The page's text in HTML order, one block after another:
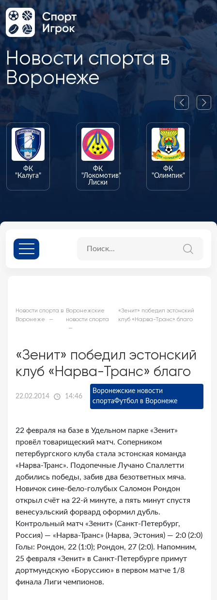
Новости спорта в
Воронеже
ФК
"Калуга"
ФК
"Локомотив"
Лиски
ФК
"Олимпик"
Новости спорта в
Воронеже
Воронежские
новости спорта
«Зенит» победил эстонский
клуб «Нарва-Транс» благо
«Зенит» победил эстонский
клуб «Нарва-Транс» благо
22.02.2014 14:46
Воронежские новости
спортаФутбол в Воронеже
22 февраля на базе в Удельном парке «Зенит»
провёл товарищеский матч. Соперником
петербургского клуба стала эстонская команда
«Нарва-Транс». Подопечные Лучано Спаллетти
добились победы, забив два безответных мяча.
Новичок сине-бело-голубых Саломон Рондон
открыл счёт на 22-й минуте, а пять минут спустя
венесуэльский форвард оформил дубль.
Контрольный матч «Зенит» (Санкт-Петербург,
Россия) — «Нарва-Транс» (Нарва, Эстония) — 2:0 (2:0)
Голы: Рондон, 22 (1:0); Рондон, 27 (2:0). Напомним,
25 февраля «Зенит» в Санкт-Петербурге примут
дортмундскую «Боруссию» в первом матче 1/8
финала Лиги чемпионов.